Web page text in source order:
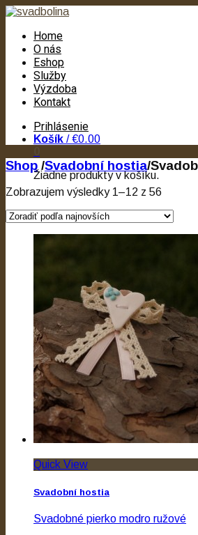
Home
O nás
Eshop
Služby
Výzdoba
Kontakt
Prihlásenie
Košík /€0.00
Žiadne produkty v košíku.
Shop /Svadobní hostia/
Zobrazujem výsledky 1–12 z 56
Quick View
Svadobní hostia
Svadobné pierko modro ružové